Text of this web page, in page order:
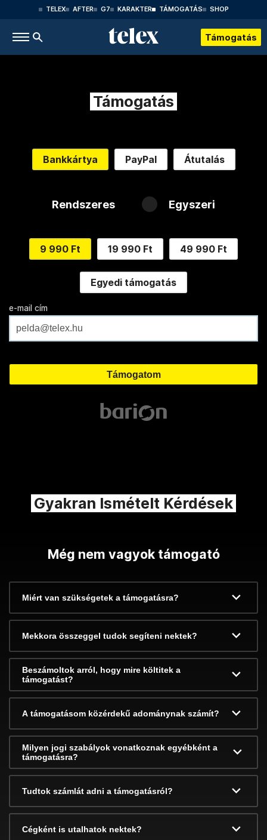
TELEX AFTER G7 KARAKTER TÁMOGATÁS SHOP
Támogatás
Támogatás
Bankkártya PayPal Átutalás
Rendszeres Egyszeri
9 990 Ft 19 990 Ft 49 990 Ft
Egyedi támogatás
e-mail cím
Gyakran Ismételt Kérdések
Még nem vagyok támogató
Miért van szükségetek a támogatásra?
Mekkora összeggel tudok segíteni nektek?
Beszámoltok arról, hogy mire költitek a
támogatást?
A támogatásom közérdekű adománynak számít?
Milyen jogi szabályok vonatkoznak egyébként a
támogatásra?
Tudtok számlát adni a támogatásról?
Cégként is utalhatok nektek?